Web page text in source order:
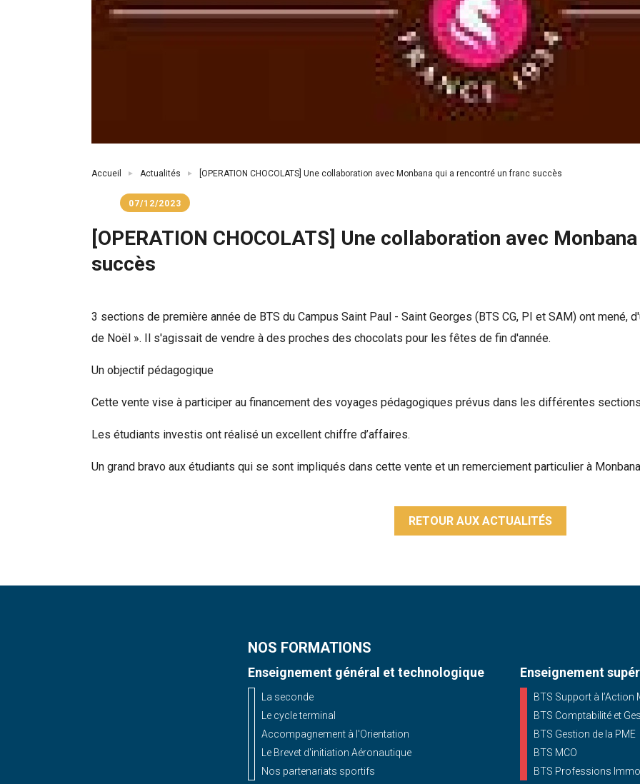
Fil
Accueil Actualités [OPERATION CHOCOLATS] Une collaboration avec Monbana qui a rencontré un franc succès
07/12/2023
[OPERATION CHOCOLATS] Une collaboration avec
succès
3 sections de première année de BTS du Campus Saint Paul - Saint Georges (BTS CG, PI et SAM) ont mené,
de Noël ». Il s'agissait de vendre à des proches des chocolats pour les fêtes de fin d'année.
Un objectif pédagogique
Cette vente vise à participer au financement des voyages pédagogiques prévus dans les différentes
Les étudiants investis ont réalisé un excellent chiffre d’affaires.
Un grand bravo aux étudiants qui se sont impliqués dans cette vente et un remerciement particulier à
RETOUR AUX ACTUALITÉS
NOS FORMATIONS
Enseignement général et technologique
La seconde
Le cycle terminal
Accompagnement à l'Orientation
Le Brevet d'initiation Aéronautique
Nos partenariats sportifs
Enseignement
BTS Support à l’Action
BTS Comptabilité et
BTS Gestion de la PME
BTS MCO
BTS Professions